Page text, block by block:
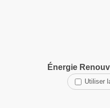
Énergie
Utiliser